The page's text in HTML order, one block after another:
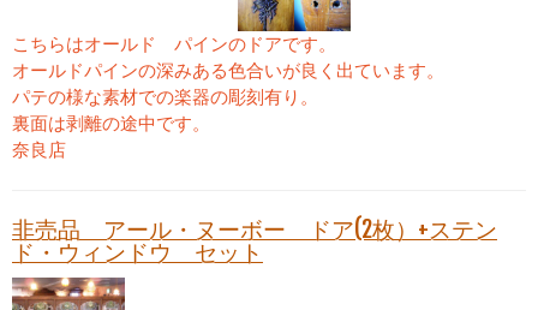
こちらはオールド パインのドアです。
オールドパインの深みある色合いが良く出ています。
パテの様な素材での楽器の彫刻有り。
裏面は剥離の途中です。
奈良店
非売品 アール・ヌーボー ドア(2枚）+ステン
ド・ウィンドウ セット